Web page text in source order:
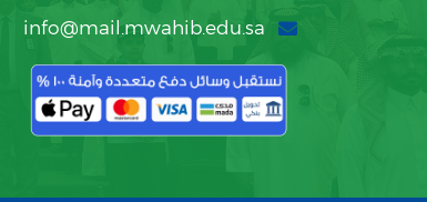
info@mail.mwahib.edu.sa